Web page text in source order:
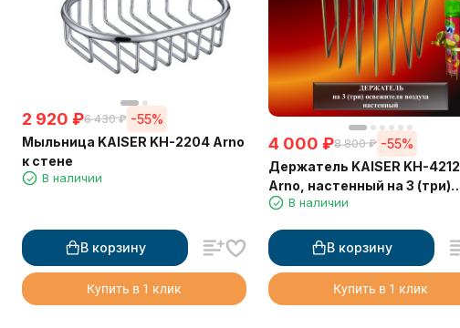
2 920 ₽6 430 ₽ -55%
Мыльница KAISER KH-2204 Arno
к стене
В наличии
В корзину
Купить в 1 клик
4 000 ₽8 800 ₽ -55%
Держатель KAISER KH-4212
Arno, настенный на 3 (три)
освежителя воздуха
В наличии
В корзину
Купить в 1 клик